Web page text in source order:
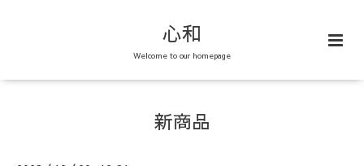
心和
Welcome to our homepage
新商品